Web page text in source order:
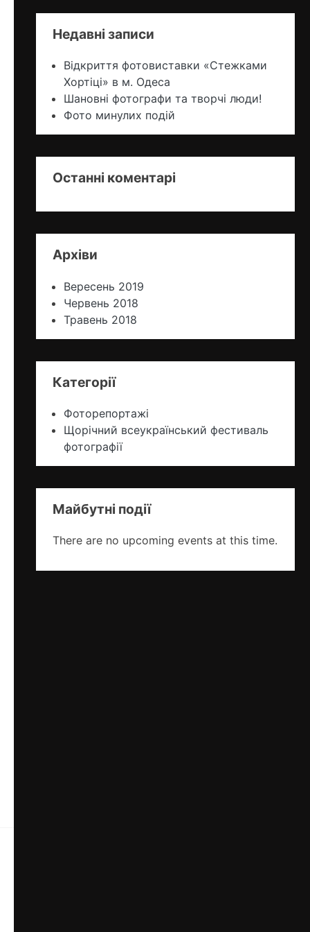
Недавні записи
Відкриття фотовиставки «Стежками
Хортіцi» в м. Одеса
Шановні фотографи та творчі люди!
Фото минулих подій
Останні коментарі
Архіви
Вересень 2019
Червень 2018
Травень 2018
Категорії
Фоторепортажі
Щорічний всеукраїнський фестиваль
фотографії
Майбутні події
There are no upcoming events at this time.